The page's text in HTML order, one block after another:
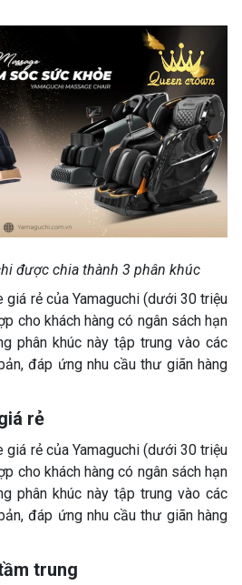
được chia thành 3 phân khúc
giá rẻ của Yamaguchi (dưới 30 triệu
cho khách hàng có ngân sách hạn
phân khúc này tập trung vào các
đáp ứng nhu cầu thư giãn hàng
rẻ
giá rẻ của Yamaguchi (dưới 30 triệu
cho khách hàng có ngân sách hạn
phân khúc này tập trung vào các
đáp ứng nhu cầu thư giãn hàng
trung